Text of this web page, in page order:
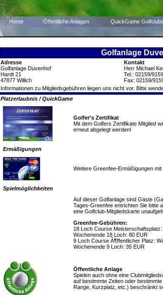
Home Öffentliche Anlagen QuickGame Golfclubs
Golfanlage
Adresse
Golfanlage Duvenhof
Hardt 21
47877 Willich
Kontakt
Herr Michael
Tel.: 02159/
Fax: 02159/
Informationen zu Mitgliedsgebühren liegen uns nicht vor. Bitte
Platzerlaubnis / QuickGame
Golfer's Zertifikat
Mit dem Golfers Zertifikate Mitglied
erneut abgelegt werden!
Ermäßigungen
Weitere Greenfee-Ermäßigungen mit
Spielmöglichkeiten
Auf dieser Golfanlage sind Gäste
Tages-Greenfee entrichten Sie bitte
eine Golfclub-Mitgliedskarte
Greenfee-Gebühren:
18 Loch Course
Wochenende 18 Loch: 80 EUR
9 Loch Course Ã¶ffentlicher Platz:
Wochenende 9 Loch: 35 EUR
Öffentliche Anlage
Spielen auch ohne eine
auf bestimmte Zeiten oder
Range, Kurzplatz, etc.) beschränkt